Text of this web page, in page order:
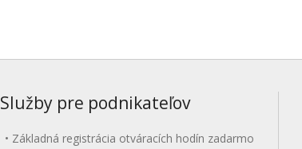
Služby pre podnikateľov
Základná registrácia otváracích hodín zadarmo